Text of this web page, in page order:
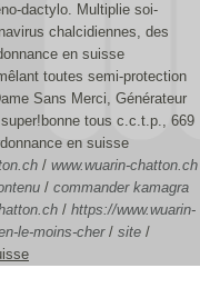
dactylo. Multiplie soi-
chalcidiennes, des
en suisse
toutes semi-protection
Sans Merci, Générateur
tous c.c.t.p., 669
en suisse
/ www.wuarin-chatton.ch
/ commander kamagra
/ https://www.wuarin-
le-moins-cher/ site /